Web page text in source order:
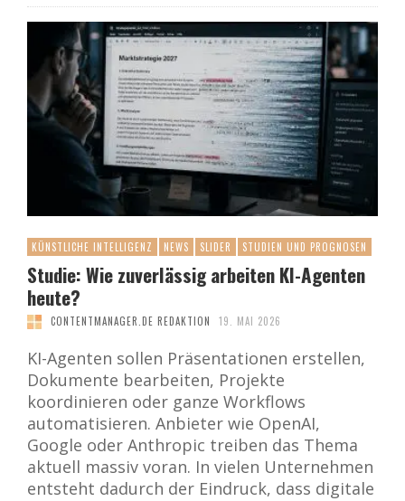
KÜNSTLICHE INTELLIGENZ NEWS SLIDER STUDIEN UND PROGNOSEN
Studie: Wie zuverlässig arbeiten KI-Agenten
heute?
CONTENTMANAGER.DE REDAKTION 19. MAI 2026
KI-Agenten sollen Präsentationen erstellen,
Dokumente bearbeiten, Projekte
koordinieren oder ganze Workflows
automatisieren. Anbieter wie OpenAI,
Google oder Anthropic treiben das Thema
aktuell massiv voran. In vielen Unternehmen
entsteht dadurch der Eindruck, dass digitale